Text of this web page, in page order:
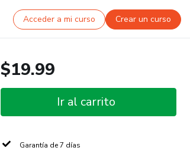
Acceder a mi curso Crear un curso
$19.99
Ir al carrito
Garantía de 7 días